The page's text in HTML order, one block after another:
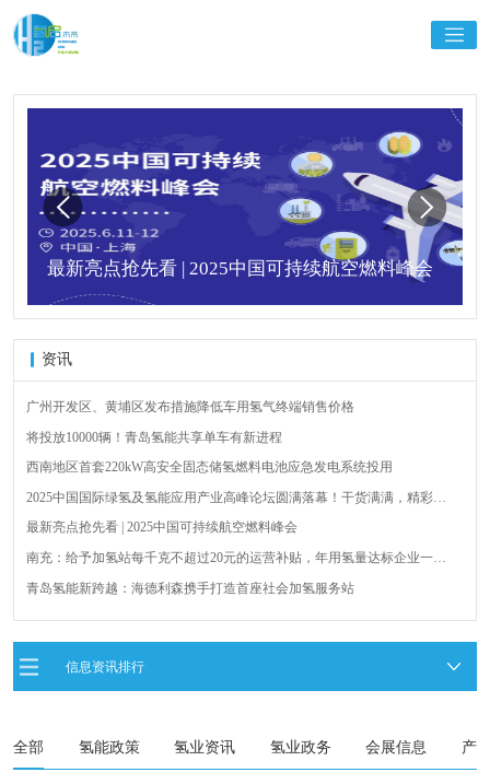
最新亮点抢先看 | 2025中国可持续航空燃料峰会
资讯
广州开发区、黄埔区发布措施降低车用氢气终端销售价格
将投放10000辆！青岛氢能共享单车有新进程
西南地区首套220kW高安全固态储氢燃料电池应急发电系统投用
2025中国国际绿氢及氢能应用产业高峰论坛圆满落幕！干货满满，精彩瞬
间不容错过！
最新亮点抢先看 | 2025中国可持续航空燃料峰会
南充：给予加氢站每千克不超过20元的运营补贴，年用氢量达标企业一次
青岛氢能新跨越：海德利森携手打造首座社会加氢服务站
全球首台套！240吨氢能矿用刚性自卸车联合开发协议签署暨项目阶段开发
荷兰氢能产业联盟到访天德工业装备，与市区相关领导就威海文登区氢能
信息资讯排行
全部 氢能政策 氢业资讯 氢业政务 会展信息 产